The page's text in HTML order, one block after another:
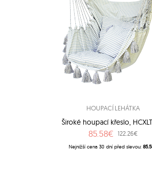
HOUPACÍ LEHÁTKA
Široké houpací křeslo,
85.58€ 122.26€
Nejnižší cena 30 dní před slevou: